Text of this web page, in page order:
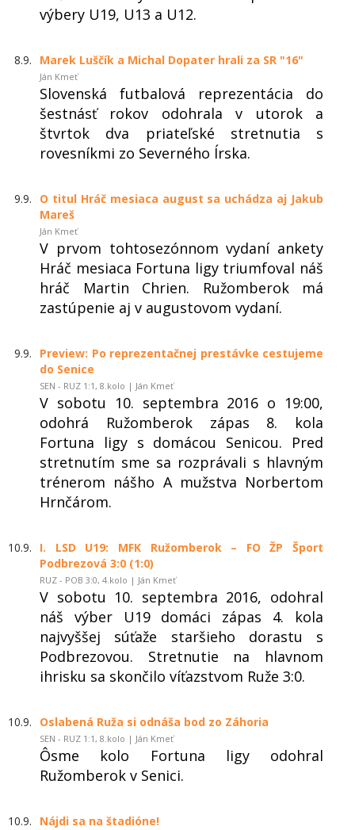
výbery U19, U13 a U12.
8.9. Marek Luščík a Michal Dopater hrali za SR "16"
Ján Kmeť
Slovenská futbalová reprezentácia do
šestnásť rokov odohrala v utorok a
štvrtok dva priateľské stretnutia s
rovesníkmi zo Severného Írska.
9.9.
O titul Hráč mesiaca august sa uchádza aj Jakub
Mareš
Ján Kmeť
V prvom tohtosezónnom vydaní ankety
Hráč mesiaca Fortuna ligy triumfoval náš
hráč Martin Chrien. Ružomberok má
zastúpenie aj v augustovom vydaní.
9.9.
Preview: Po reprezentačnej prestávke cestujeme
do Senice
SEN - RUZ 1:1, 8.kolo | Ján Kmeť
V sobotu 10. septembra 2016 o 19:00,
odohrá Ružomberok zápas 8. kola
Fortuna ligy s domácou Senicou. Pred
stretnutím sme sa rozprávali s hlavným
trénerom nášho A mužstva Norbertom
Hrnčárom.
10.9.
I. LSD U19: MFK Ružomberok – FO ŽP Šport
Podbrezová 3:0 (1:0)
RUZ - POB 3:0, 4.kolo | Ján Kmeť
V sobotu 10. septembra 2016, odohral
náš výber U19 domáci zápas 4. kola
najvyššej súťaže staršieho dorastu s
Podbrezovou. Stretnutie na hlavnom
ihrisku sa skončilo víťazstvom Ruže 3:0.
10.9. Oslabená Ruža si odnáša bod zo Záhoria
SEN - RUZ 1:1, 8.kolo | Ján Kmeť
Ôsme kolo Fortuna ligy odohral
Ružomberok v Senici.
10.9. Nájdi sa na štadióne!